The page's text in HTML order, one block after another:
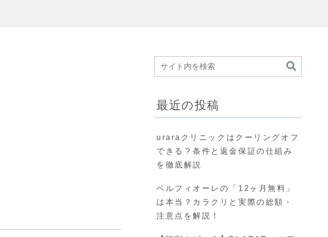
最近の投稿
uraraクリニックはクーリングオフ
できる？条件と返金保証の仕組み
を徹底解説
ベルフィオーレの「12ヶ月無料」
は本当？カラクリと実際の総額・
注意点を解説！